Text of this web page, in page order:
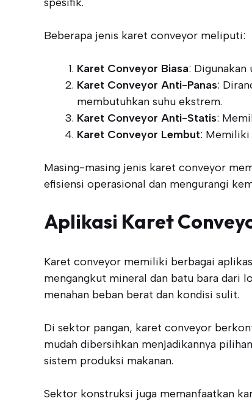
Beberapa jenis karet conveyor meliputi:
Karet Conveyor Biasa:
Karet Conveyor Anti-Panas:
membutuhkan suhu ekstrem.
Karet Conveyor Anti-Statis:
Karet Conveyor Lembut: Memiliki
Masing-masing jenis karet conveyor
efisiensi operasional dan mengurangi
Aplikasi Karet
Karet conveyor memiliki berbagai
mengangkut mineral dan batu bara dari
menahan beban berat dan kondisi sulit.
Di sektor pangan, karet conveyor
mudah dibersihkan menjadikannya
sistem produksi makanan.
Sektor konstruksi juga memanfaatkan